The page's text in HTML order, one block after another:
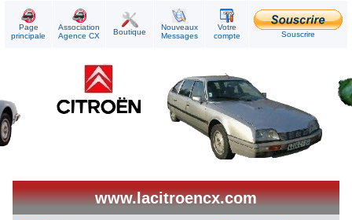
Page
principale
Association
Agence CX
Boutique
Nouveaux
Messages
Votre
compte
Souscrire
www.lacitroencx.com